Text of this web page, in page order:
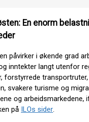
En enorm
påvirker i økende grad
inntekter langt utenfor
forstyrrede
svakere turisme og
og arbeidsmarkedene,
på ILOs sider